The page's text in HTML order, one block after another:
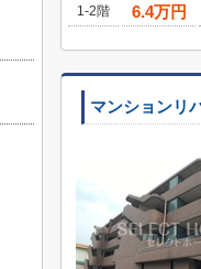
1-2階
6.4万円
マンションリ